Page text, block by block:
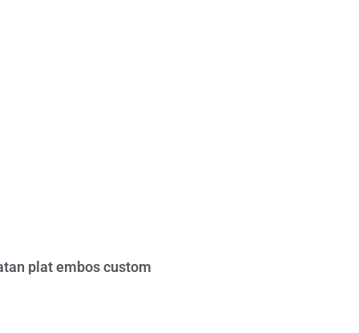
plat embos custom